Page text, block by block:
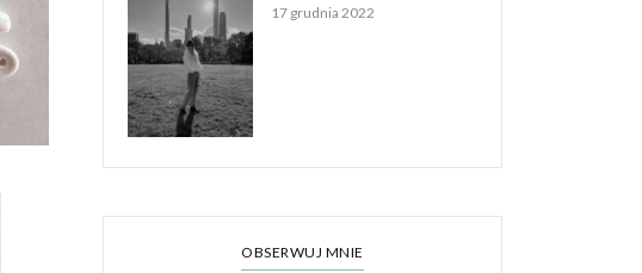
17 grudnia 2022
OBSERWUJ MNIE